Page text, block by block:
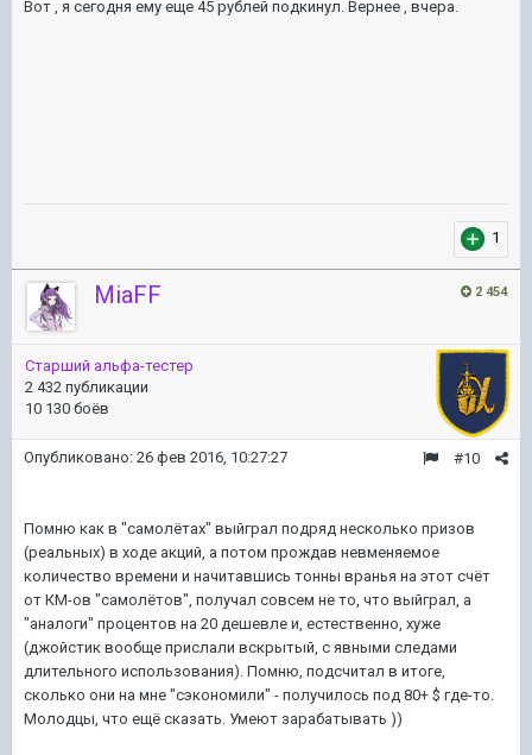
Вот , я сегодня ему еще 45 рублей подкинул. Вернее , вчера.
1
2 454
MiaFF
Старший альфа-тестер
2 432 публикации
10 130 боёв
#10
Опубликовано: 26 фев 2016, 10:27:27
Помню как в "самолётах" выйграл подряд несколько призов
(реальных) в ходе акций, а потом прождав невменяемое
количество времени и начитавшись тонны вранья на этот счёт
от КМ-ов "самолётов", получал совсем не то, что выйграл, а
"аналоги" процентов на 20 дешевле и, естественно, хуже
(джойстик вообще прислали вскрытый, с явными следами
длительного использования). Помню, подсчитал в итоге,
сколько они на мне "сэкономили" - получилось под 80+ $ где-то.
Молодцы, что ещё сказать. Умеют зарабатывать ))